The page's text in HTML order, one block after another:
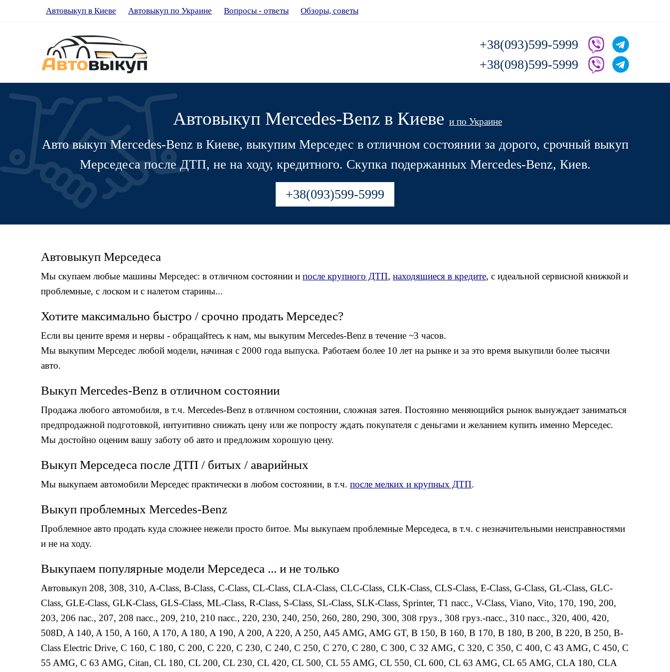
Автовыкуп в Киеве Автовыкуп по Украине Вопросы - ответы Обзоры, советы
+38(093)599-5999
+38(098)599-5999
Автовыкуп Mercedes-Benz в Киеве и по Украине
Авто выкуп Mercedes-Benz в Киеве, выкупим Мерседес в отличном состоянии за дорого, срочный выкуп
Мерседеса после ДТП, не на ходу, кредитного. Скупка подержанных Mercedes-Benz, Киев.
+38(093)599-5999
Автовыкуп Мерседеса
Мы скупаем любые машины Мерседес: в отличном состоянии и после крупного ДТП, находящиеся в кредите, с идеальной сервисной книжкой и
проблемные, c лоском и с налетом старины...
Хотите максимально быстро / срочно продать Мерседес?
Если вы цените время и нервы - обращайтесь к нам, мы выкупим Mercedes-Benz в течение ~3 часов.
Мы выкупим Мерседес любой модели, начиная с 2000 года выпуска. Работаем более 10 лет на рынке и за это время выкупили более тысячи
авто.
Выкуп Mercedes-Benz в отличном состоянии
Продажа любого автомобиля, в т.ч. Mercedes-Benz в отличном состоянии, сложная затея. Постоянно меняющийся рынок вынуждает заниматься
предпродажной подготовкой, интуитивно снижать цену или же попросту ждать покупателя с деньгами и желанием купить именно Мерседес.
Мы достойно оценим вашу заботу об авто и предложим хорошую цену.
Выкуп Мерседеса после ДТП / битых / аварийных
Мы выкупаем автомобили Мерседес практически в любом состоянии, в т.ч. после мелких и крупных ДТП.
Выкуп проблемных Mercedes-Benz
Проблемное авто продать куда сложнее нежели просто битое. Мы выкупаем проблемные Мерседеса, в т.ч. с незначительными неисправностями
и не на ходу.
Выкупаем популярные модели Мерседеса ... и не только
Автовыкуп 208, 308, 310, A-Class, B-Class, C-Class, CL-Class, CLA-Class, CLC-Class, CLK-Class, CLS-Class, E-Class, G-Class, GL-Class, GLC-
Class, GLE-Class, GLK-Class, GLS-Class, ML-Class, R-Class, S-Class, SL-Class, SLK-Class, Sprinter, T1 пасс., V-Class, Viano, Vito, 170, 190, 200,
203, 206 пас., 207, 208 пасс., 209, 210, 210 пасс., 220, 230, 240, 250, 260, 280, 290, 300, 308 груз., 308 груз.-пасс., 310 пасс., 320, 400, 420,
508D, A 140, A 150, A 160, A 170, A 180, A 190, A 200, A 220, A 250, A45 AMG, AMG GT, B 150, B 160, B 170, B 180, B 200, B 220, B 250, B-
Class Electric Drive, C 160, C 180, C 200, C 220, C 230, C 240, C 250, C 270, C 280, C 300, C 32 AMG, C 320, C 350, C 400, C 43 AMG, C 450, C
55 AMG, C 63 AMG, Citan, CL 180, CL 200, CL 230, CL 420, CL 500, CL 55 AMG, CL 550, CL 600, CL 63 AMG, CL 65 AMG, CLA 180, CLA